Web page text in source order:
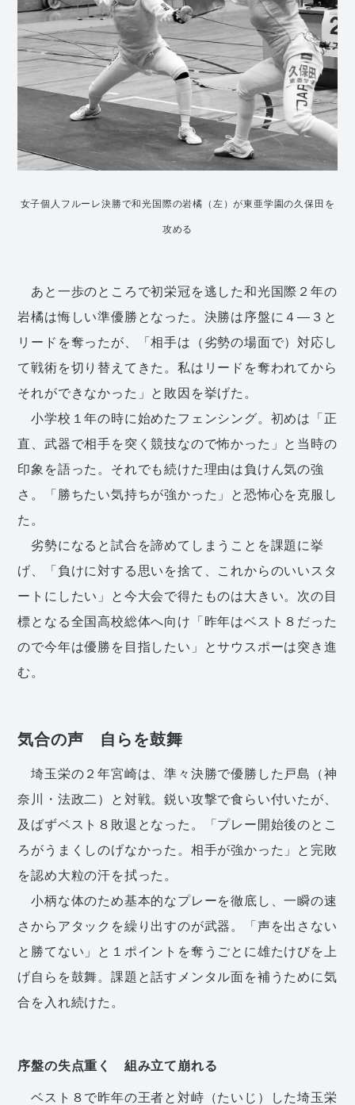
女子個人フルーレ決勝で和光国際の岩橘（左）が東亜学園の久保田を
攻める
あと一歩のところで初栄冠を逃した和光国際２年の
岩橘は悔しい準優勝となった。決勝は序盤に４―３と
リードを奪ったが、「相手は（劣勢の場面で）対応し
て戦術を切り替えてきた。私はリードを奪われてから
それができなかった」と敗因を挙げた。
小学校１年の時に始めたフェンシング。初めは「正
直、武器で相手を突く競技なので怖かった」と当時の
印象を語った。それでも続けた理由は負けん気の強
さ。「勝ちたい気持ちが強かった」と恐怖心を克服し
た。
劣勢になると試合を諦めてしまうことを課題に挙
げ、「負けに対する思いを捨て、これからのいいスタ
ートにしたい」と今大会で得たものは大きい。次の目
標となる全国高校総体へ向け「昨年はベスト８だった
ので今年は優勝を目指したい」とサウスポーは突き進
む。
気合の声 自らを鼓舞
埼玉栄の２年宮崎は、準々決勝で優勝した戸島（神
奈川・法政二）と対戦。鋭い攻撃で食らい付いたが、
及ばずベスト８敗退となった。「プレー開始後のとこ
ろがうまくしのげなかった。相手が強かった」と完敗
を認め大粒の汗を拭った。
小柄な体のため基本的なプレーを徹底し、一瞬の速
さからアタックを繰り出すのが武器。「声を出さない
と勝てない」と１ポイントを奪うごとに雄たけびを上
げ自らを鼓舞。課題と話すメンタル面を補うために気
合を入れ続けた。
序盤の失点重く 組み立て崩れる
ベスト８で昨年の王者と対峙（たいじ）した埼玉栄